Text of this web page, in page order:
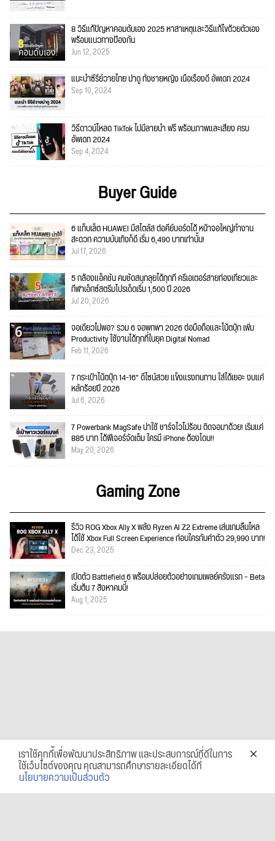
8 วิธีแก้ปัญหาคอมดับเอง 2025 หาสาเหตุและวิธีแก้ไขด้วยตัวเอง
พร้อมแนวทางป้องกัน
Jun 12, 2025
แนะนำซีรีย์วายไทย น่าดู ทั้งชายหญิง เนื้อเรื่องดี อัพเดท 2024
Sep 10, 2024
วิธีดาวน์โหลด TikTok ไม่มีลายน้ำ ฟรี พร้อมภาพและเสียง ครบ
อัพเดท 2024
Sep 4, 2024
Buyer Guide
6 แท็บเล็ต HUAWEI มีสไตลัส ต่อคีย์บอร์ดได้ หน้าจอใหญ่ทำงาน
สะดวก ความบันเทิงก็ดี เริ่ม 6,490 บาทเท่านั้น!
Jul 17, 2026
5 กล้องแอ็คชั่น คมชัดสนุกลุยได้ทุกที่ ครีเอเตอร์สายท่องเที่ยวและ
กีฬาเอ็กซ์สตรีมโปรเด็ดเริ่ม 1,500 ปี 2026
Jul 20, 2026
จอเดียวไม่พอ? รวม 6 จอพกพา 2026 ต่อมือถือและโน้ตบุ๊ก เพิ่ม
Productivity ใช้งานได้ทุกที่ในยุค Digital Nomad
Feb 11, 2026
7 กระเป๋าโน้ตบุ๊ก 14-16" ดีไซน์สวย แข็งแรงทนทาน ใส่ได้เยอะ งบแค่
หลักร้อยปี 2026
Jul 6, 2026
7 Powerbank MagSafe น่าใช้ ชาร์จไวไม่ร้อน ติดจอมาด้วย! เริ่มแค่
885 บาท ได้ฟีเจอร์จัดเต็ม ใครมี iPhone ต้องโดน!!
May 20, 2026
Gaming Zone
รีวิว ROG Xbox Ally X พลัง Ryzen AI Z2 Extreme เล่นเกมลื่นไหล
ได้ใช้ Xbox Full Screen Experience ก่อนใครกับค่าตัว 29,990 บาท!
Dec 23, 2025
เปิดตัว Battlefield 6 พร้อมปล่อยตัวอย่างเกมเพลย์ครั้งแรก – Beta
เริ่มต้น 7 สิงหาคมนี้!
Aug 1, 2025
เราใช้คุกกี้เพื่อพัฒนาประสิทธิภาพ และประสบการณ์ที่ดีในการ
ใช้เว็บไซต์ของคุณ คุณสามารถศึกษารายละเอียดได้ที่
นโยบายความเป็นส่วนตัว